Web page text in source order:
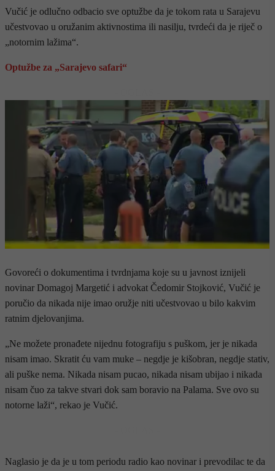
Vučić je odlučno odbacio sve optužbe da je tokom rata u Sarajevu
učestvovao u oružanim aktivnostima ili nasilju, tvrdeći da je riječ o
„notornim lažima“.
Optužbe za „Sarajevo safari“
Govoreći o dokumentima i tvrdnjama koje su u javnost iznijeli
novinar Domagoj Margetić i advokat Čedomir Stojković, Vučić je
poručio da nikada nije imao oružje niti učestvovao u bilo kakvim
ratnim djelovanjima.
„Ne možete pronađete nijednu fotografiju s puškom, jer je nikada
nisam imao. Skratit ću vam muke – negdje je kišobran, negdje stativ,
ali puške nema. Nikada nisam pucao, nikada nisam ubijao i nikada
nisam čuo za takve stvari dok sam boravio na Palama. Sve ovo su
notorne laži“, rekao je Vučić.
Naglasio je da je u tom periodu radio kao novinar i prevodilac te da